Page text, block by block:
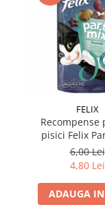
FELIX
Recompense
pisici Felix
Ocean Mix
6,00 Lei
4,80 Lei
ADAUGA IN